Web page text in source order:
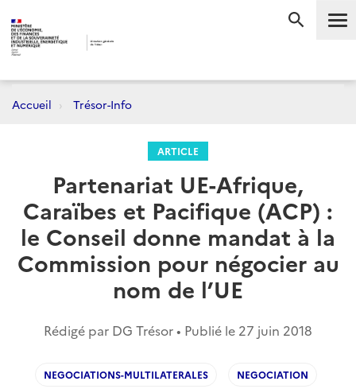
Accueil Trésor-Info
ARTICLE
Partenariat UE-Afrique,
Caraïbes et Pacifique (ACP) :
le Conseil donne mandat à la
Commission pour négocier au
nom de l’UE
Rédigé par DG Trésor • Publié le 27 juin 2018
NEGOCIATIONS-MULTILATERALES NEGOCIATION